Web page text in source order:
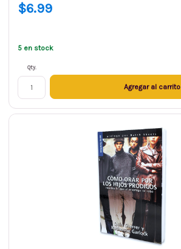
$6.99
5 en stock
Qty.
Agregar al carrito